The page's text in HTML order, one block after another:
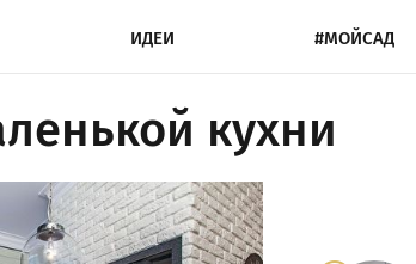
ИДЕИ #МОЙСАД
кухни